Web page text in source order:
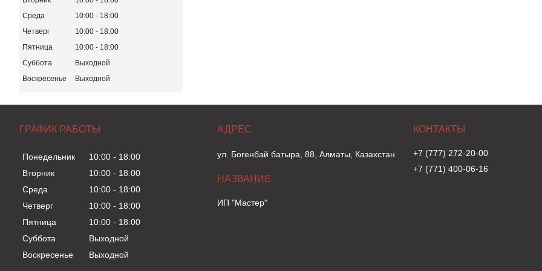
Среда
10:00
18:00
Четверг
10:00
18:00
Пятница
10:00
18:00
Суббота
Выходной
Воскресенье
Выходной
ГРАФИК РАБОТЫ
Понедельник 10:00
18:00
Вторник
10:00
18:00
Среда
10:00
18:00
Четверг
10:00
18:00
Пятница
10:00
18:00
Суббота
Выходной
Воскресенье
Выходной
ул. Богенбай батыра, 88, Алматы, Казахстан
ИП "Мастер"
+7 (777) 272-20-00
+7 (771) 400-06-16